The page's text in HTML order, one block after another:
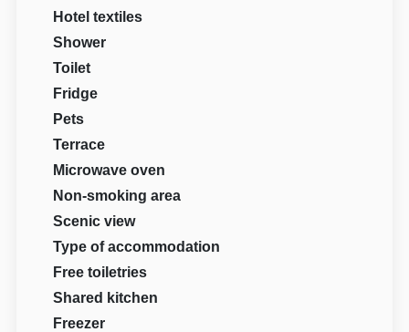
Hotel textiles
Shower
Toilet
Fridge
Pets
Terrace
Microwave oven
Non-smoking area
Scenic view
Type of accommodation
Free toiletries
Shared kitchen
Freezer